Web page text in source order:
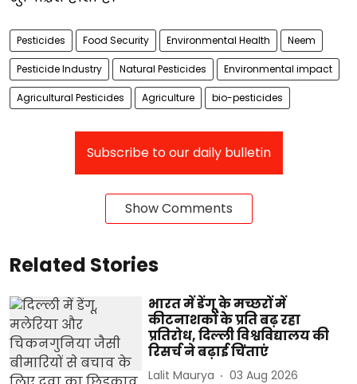
Pesticides Food Security Environmental Health Neem
Pesticide Industry Natural Pesticides Environmental impact
Agricultural Pesticides Agriculture bio-pesticides
Subscribe to our daily bulletin
Show Comments
Related Stories
भारत में डेंगू के मच्छरों में
कीटनाशकों के प्रति बढ़ रहा
प्रतिरोध, दिल्ली विश्वविद्यालय की
रिसर्च ने बढ़ाई चिंताएं
Lalit Maurya 03 Aug 2026